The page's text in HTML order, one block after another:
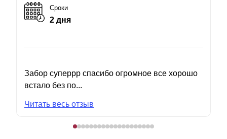
Сроки
2 дня
Забор суперрр спасибо огромное все хорошо
встало без по...
Читать весь отзыв